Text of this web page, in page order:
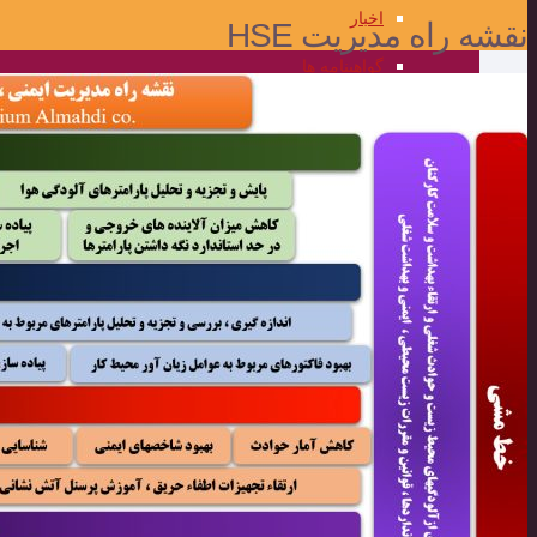
اخبار
گواهینامه ها
علمی و کاربردی
مرکز علمی کاربردی المهدی
برنامه ریزی جامع و فناوری اطلاعات
واحد فناوری اطلاعات
برنامه ریزی جامع و اطلاعات مدیریت
تضمین کیفیت
محصولات
مناقصه و مزایده
نقشه راه مدیریت HSE